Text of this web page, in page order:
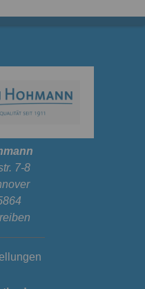
7-8